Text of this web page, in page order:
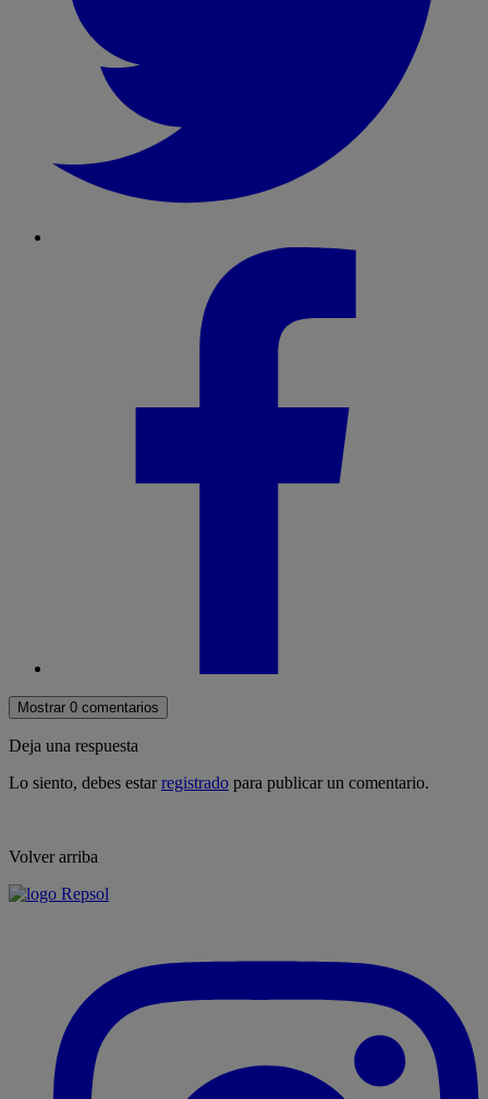
Mostrar 0 comentarios
Deja una respuesta
Lo siento, debes estarregistrado para publicar un comentario.
Volver arriba